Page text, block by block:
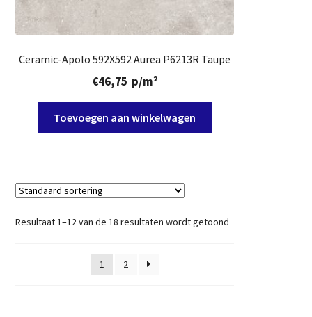
Ceramic-Apolo 592X592 Aurea P6213R Taupe
€46,75 p/m²
Toevoegen aan winkelwagen
Resultaat 1–12 van de 18 resultaten wordt getoond
1 2